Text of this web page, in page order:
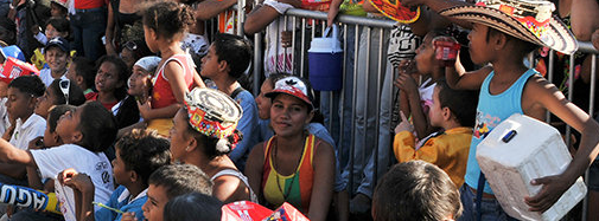
Derechos Humanos
Ministros Voluntarios de Scientology